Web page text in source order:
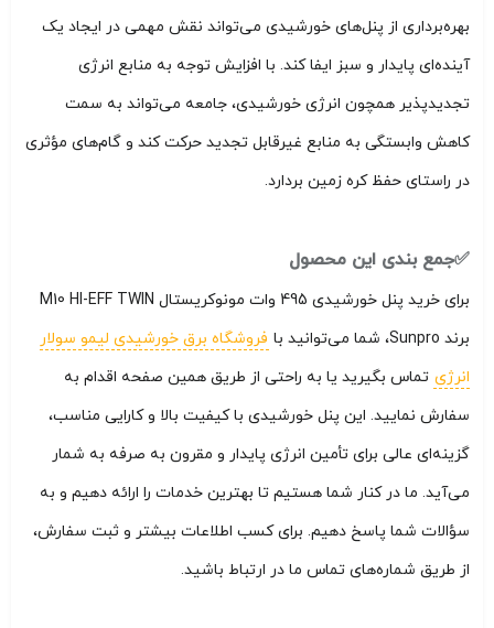
بهره‌برداری از پنل‌های خورشیدی می‌تواند نقش مهمی در ایجاد یک
آینده‌ای پایدار و سبز ایفا کند. با افزایش توجه به منابع انرژی
تجدیدپذیر همچون انرژی خورشیدی، جامعه می‌تواند به سمت
کاهش وابستگی به منابع غیرقابل تجدید حرکت کند و گام‌های مؤثری
در راستای حفظ کره زمین بردارد.
✅جمع بندی این محصول
برای خرید پنل خورشیدی 495 وات مونوکریستال M10 HI-EFF TWIN
برند Sunpro، شما می‌توانید با
فروشگاه برق خورشیدی لیمو سولار
انرژی تماس بگیرید یا به راحتی از طریق همین صفحه اقدام به
سفارش نمایید. این پنل خورشیدی با کیفیت بالا و کارایی مناسب،
گزینه‌ای عالی برای تأمین انرژی پایدار و مقرون به صرفه به شمار
می‌آید. ما در کنار شما هستیم تا بهترین خدمات را ارائه دهیم و به
سؤالات شما پاسخ دهیم. برای کسب اطلاعات بیشتر و ثبت سفارش،
از طریق شماره‌های تماس ما در ارتباط باشید.